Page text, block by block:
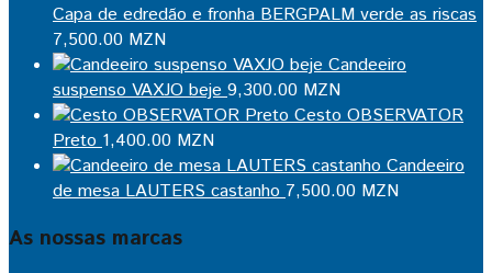
Capa de edredão e fronha BERGPALM verde as riscas
7,500.00 MZN
Candeeiro
suspenso VAXJO beje 9,300.00 MZN
Cesto OBSERVATOR
Preto 1,400.00 MZN
Candeeiro
de mesa LAUTERS castanho 7,500.00 MZN
As nossas marcas